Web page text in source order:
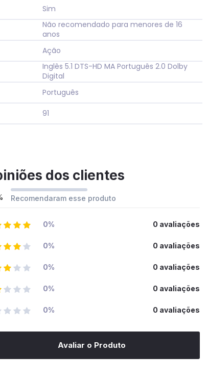
Sim
Não recomendado para menores de 16
anos
Ação
Inglês 5.1 DTS-HD MA Português 2.0 Dolby
Digital
Português
91
dos clientes
Recomendaram esse produto
0% 0 avaliações
0% 0 avaliações
0% 0 avaliações
0% 0 avaliações
0% 0 avaliações
Avaliar o Produto